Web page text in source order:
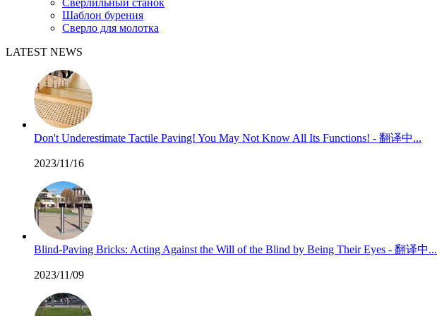
Сверлильный станок
Шаблон бурения
Сверло для молотка
LATEST NEWS
Don't Underestimate Tactile Paving! You May Not Know All Its Functions! - 翻译中...
2023/11/16
Blind-Paving Bricks: Acting Against the Will of the Blind by Being Their Eyes - 翻译中...
2023/11/09